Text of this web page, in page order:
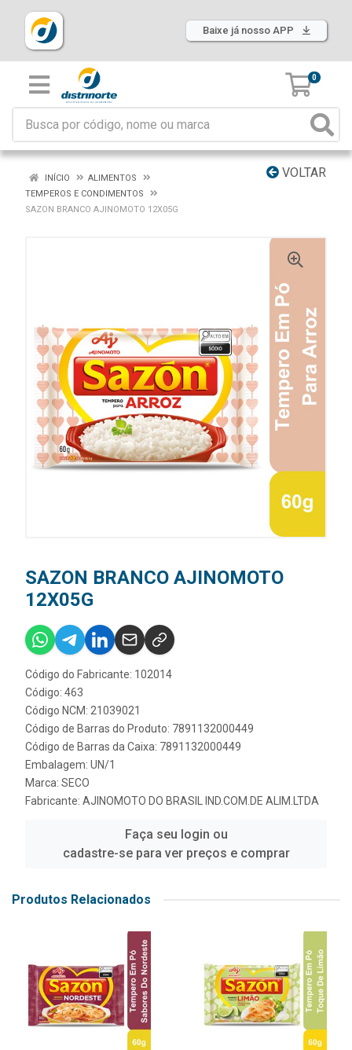
Baixe já nosso APP
0
VOLTAR
INÍCIO
ALIMENTOS
TEMPEROS E CONDIMENTOS
SAZON BRANCO AJINOMOTO 12X05G
SAZON BRANCO AJINOMOTO
12X05G
Código do Fabricante: 102014
Código: 463
Código NCM: 21039021
Código de Barras do Produto: 7891132000449
Código de Barras da Caixa: 7891132000449
Embalagem: UN/1
Marca: SECO
Fabricante: AJINOMOTO DO BRASIL IND.COM.DE ALIM.LTDA
Faça seu login ou
cadastre-se para ver preços e comprar
Produtos Relacionados